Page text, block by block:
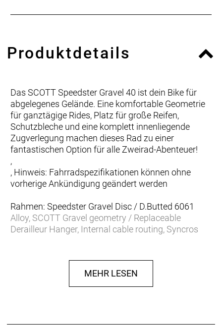
Produktdetails
Das SCOTT Speedster Gravel 40 ist dein Bike für
abgelegenes Gelände. Eine komfortable Geometrie
für ganztägige Rides, Platz für große Reifen,
Schutzbleche und eine komplett innenliegende
Zugverlegung machen dieses Rad zu einer
fantastischen Option für alle Zweirad-Abenteuer!
,
, Hinweis: Fahrradspezifikationen können ohne
vorherige Ankündigung geändert werden
Rahmen: Speedster Gravel Disc / D.Butted 6061
Alloy, SCOTT Gravel geometry / Replaceable
Derailleur Hanger, Internal cable routing, Syncros
´´-1 1/2´´ Excentric Carbon steerer
Schaltwerk: Shimano GRX RD-RX400, 20 Speed
Schalthebel: Shimano GRX ST-RX400 Disc, 20
MEHR LESEN